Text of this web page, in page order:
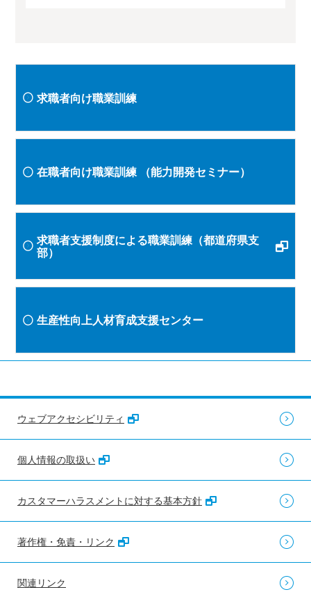
求職者向け職業訓練
在職者向け職業訓練 （能力開発セミナー）
求職者支援制度による職業訓練（都道府県支
部）
生産性向上人材育成支援センター
ウェブアクセシビリティ
個人情報の取扱い
カスタマーハラスメントに対する基本方針
著作権・免責・リンク
関連リンク